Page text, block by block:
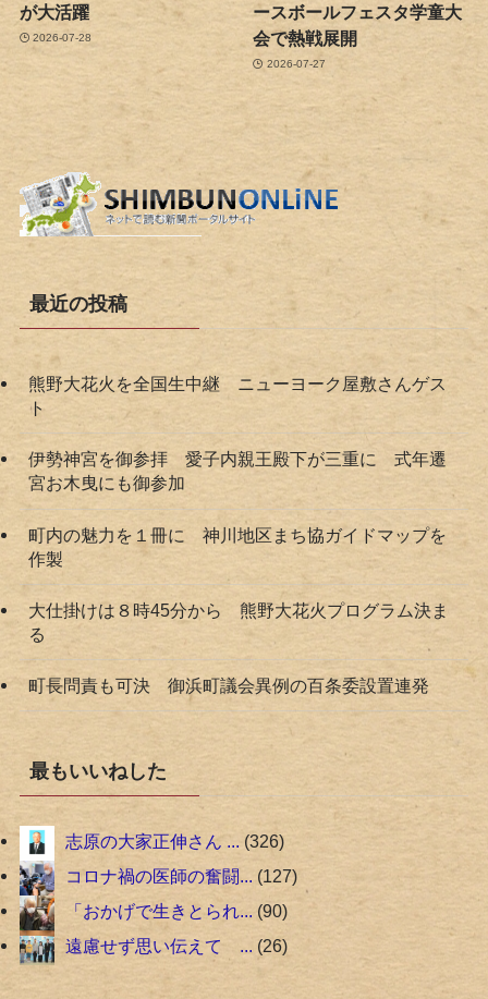
が大活躍
2026-07-28
ースボールフェスタ学童大
会で熱戦展開
2026-07-27
最近の投稿
熊野大花火を全国生中継 ニューヨーク屋敷さんゲス
ト
伊勢神宮を御参拝 愛子内親王殿下が三重に 式年遷
宮お木曳にも御参加
町内の魅力を１冊に 神川地区まち協ガイドマップを
作製
大仕掛けは８時45分から 熊野大花火プログラム決ま
る
町長問責も可決 御浜町議会異例の百条委設置連発
最もいいねした
志原の大家正伸さん ... 326
コロナ禍の医師の奮闘... 127
「おかげで生きとられ... 90
遠慮せず思い伝えて ... 26